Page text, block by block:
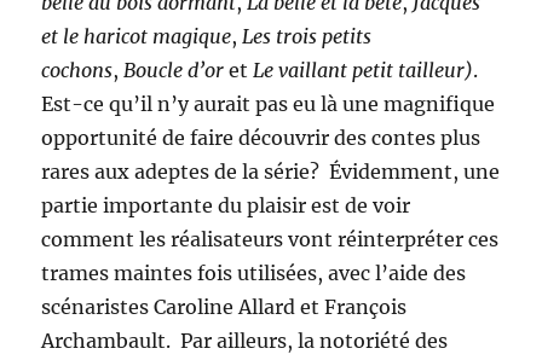
et le haricot magique, Les trois petits
cochons, Boucle d’oret Le vaillant petit tailleur).
Est-ce qu’il n’y aurait pas eu là une magnifique
opportunité de faire découvrir des contes plus
rares aux adeptes de la série? Évidemment, une
partie importante du plaisir est de voir
comment les réalisateurs vont réinterpréter ces
trames maintes fois utilisées, avec l’aide des
scénaristes Caroline Allard et François
Archambault. Par ailleurs, la notoriété des